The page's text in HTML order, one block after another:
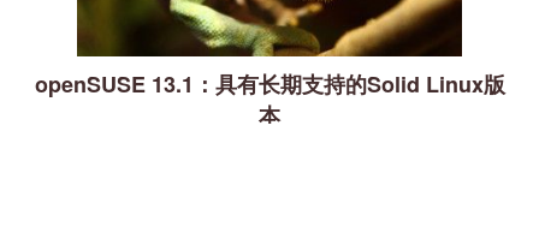
openSUSE 13.1：具有长期支持的Solid Linux版
本